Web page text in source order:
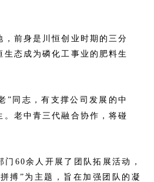
，前身是川恒创业时期的三分
态成为磷化工事业的肥料生
”同志，有支撑公司发展的中
。老中青三代融合协作，将碰
60余人开展了团队拓展活动，
搏”为主题，旨在加强团队的凝